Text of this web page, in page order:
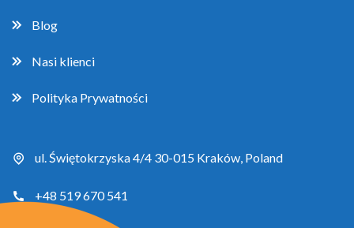
Blog
Nasi klienci
Polityka Prywatności
ul. Świętokrzyska 4/4 30-015 Kraków, Poland
+48 519 670 541